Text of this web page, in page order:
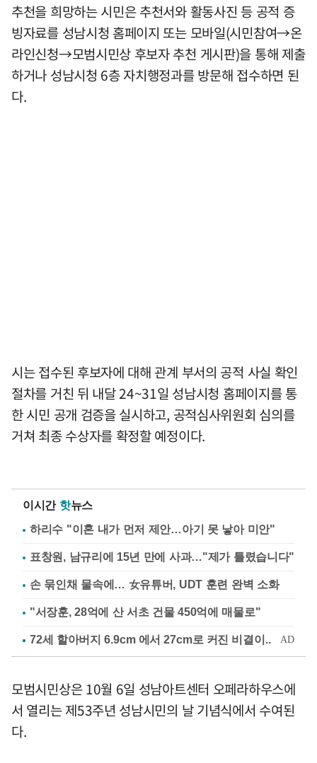
추천을 희망하는 시민은 추천서와 활동사진 등 공적 증
빙자료를 성남시청 홈페이지 또는 모바일(시민참여→온
라인신청→모범시민상 후보자 추천 게시판)을 통해 제출
하거나 성남시청 6층 자치행정과를 방문해 접수하면 된
다.
시는 접수된 후보자에 대해 관계 부서의 공적 사실 확인
절차를 거친 뒤 내달 24~31일 성남시청 홈페이지를 통
한 시민 공개 검증을 실시하고, 공적심사위원회 심의를
거쳐 최종 수상자를 확정할 예정이다.
이시간 핫뉴스
하리수 "이혼 내가 먼저 제안…아기 못 낳아 미안"
표창원, 남규리에 15년 만에 사과…"제가 틀렸습니다"
손 묶인채 물속에… 女유튜버, UDT 훈련 완벽 소화
"서장훈, 28억에 산 서초 건물 450억에 매물로"
모범시민상은 10월 6일 성남아트센터 오페라하우스에
서 열리는 제53주년 성남시민의 날 기념식에서 수여된
다.